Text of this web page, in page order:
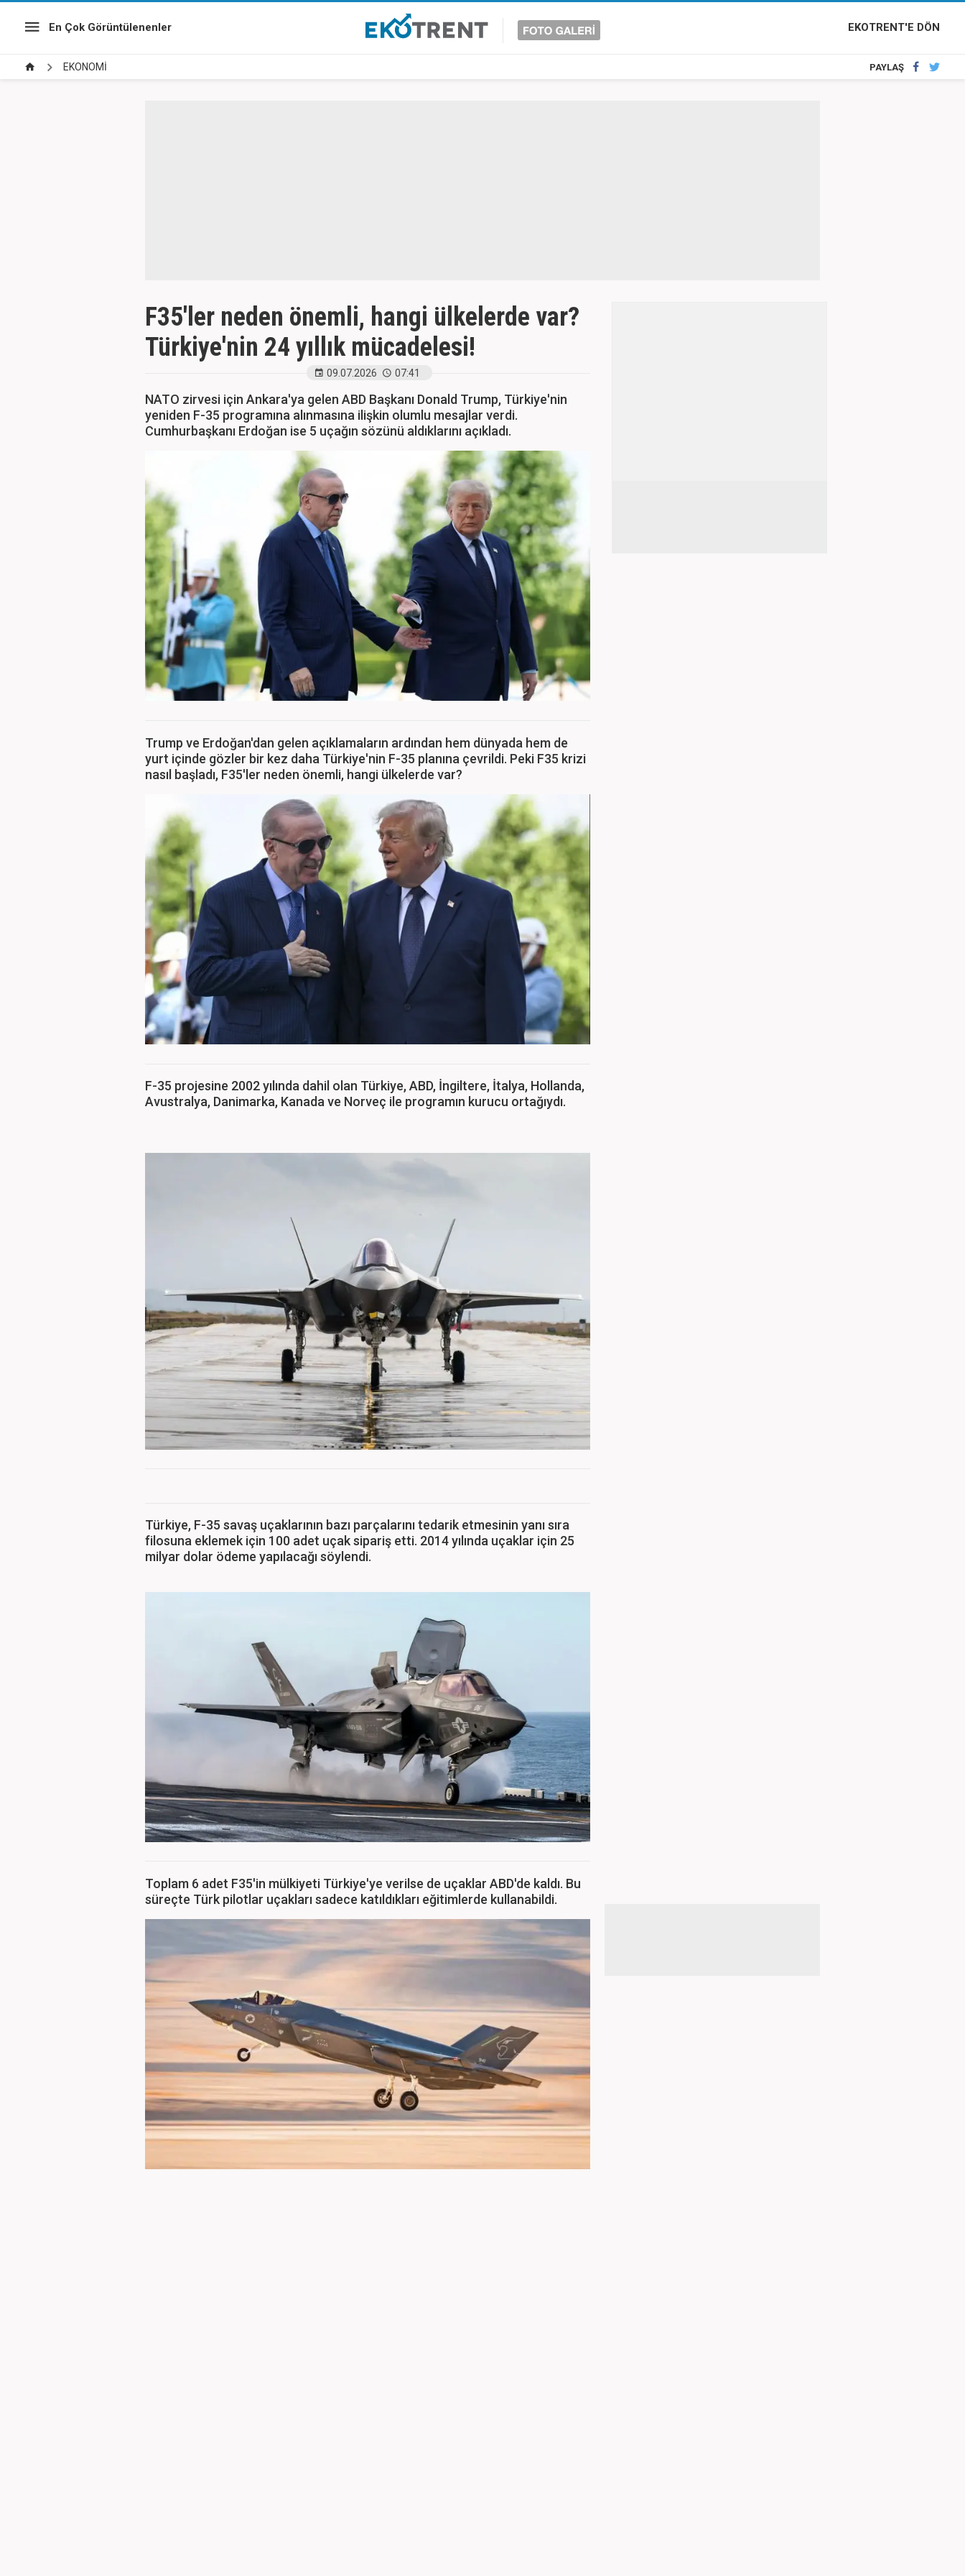
En Çok Görüntülenenler EKOTRENT'E DÖN
EKONOMİ PAYLAŞ
F35'ler neden önemli, hangi ülkelerde var?
Türkiye'nin 24 yıllık mücadelesi!
09.07.2026 07:41
NATO zirvesi için Ankara'ya gelen ABD Başkanı Donald Trump, Türkiye'nin
yeniden F-35 programına alınmasına ilişkin olumlu mesajlar verdi.
Cumhurbaşkanı Erdoğan ise 5 uçağın sözünü aldıklarını açıkladı.
Trump ve Erdoğan'dan gelen açıklamaların ardından hem dünyada hem de
yurt içinde gözler bir kez daha Türkiye'nin F-35 planına çevrildi. Peki F35 krizi
nasıl başladı, F35'ler neden önemli, hangi ülkelerde var?
F-35 projesine 2002 yılında dahil olan Türkiye, ABD, İngiltere, İtalya, Hollanda,
Avustralya, Danimarka, Kanada ve Norveç ile programın kurucu ortağıydı.
Türkiye, F-35 savaş uçaklarının bazı parçalarını tedarik etmesinin yanı sıra
filosuna eklemek için 100 adet uçak sipariş etti. 2014 yılında uçaklar için 25
milyar dolar ödeme yapılacağı söylendi.
Toplam 6 adet F35'in mülkiyeti Türkiye'ye verilse de uçaklar ABD'de kaldı. Bu
süreçte Türk pilotlar uçakları sadece katıldıkları eğitimlerde kullanabildi.